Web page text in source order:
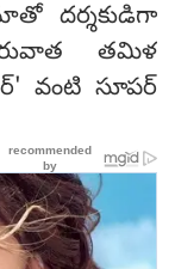
దర్శకుడిగా
తమిళ
వంటి సూపర్